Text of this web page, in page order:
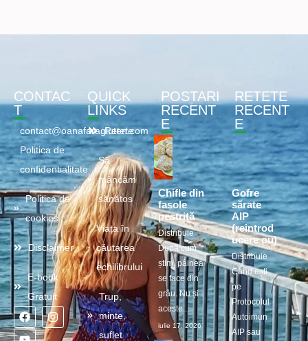
CONTAC
T
contact@oanafaragluten.com
Politica de
confidentialitate
Politica de
cookies
Disclaimer
E-book
Gratuit
QUICK
LINKS
Retete
Să
mâncăm
sănătos
Viața în
căutarea
echilibrului
Trup,
minte,
suflet
POSTARI
RECENT
E
Chifle din
fasole
pestriță
Distribuie
După cum
știm, pâinea
se face din
grâu. Nu și
aceste...
iulie 17, 2026
RETETE
RECENT
E
Gofre
sărate
AIP
(reintrod
ucere ou)
Distribuie
Când ești
pe
Protocolul
Autoimun
AIP sau